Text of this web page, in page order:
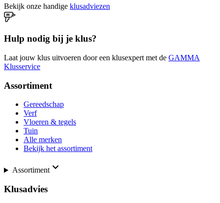
Bekijk onze handige klusadviezen
Hulp nodig bij je klus?
Laat jouw klus uitvoeren door een klusexpert met de GAMMA
Klusservice
Assortiment
Gereedschap
Verf
Vloeren & tegels
Tuin
Alle merken
Bekijk het assortiment
Assortiment
Klusadvies